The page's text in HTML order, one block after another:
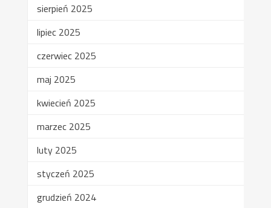
sierpień 2025
lipiec 2025
czerwiec 2025
maj 2025
kwiecień 2025
marzec 2025
luty 2025
styczeń 2025
grudzień 2024